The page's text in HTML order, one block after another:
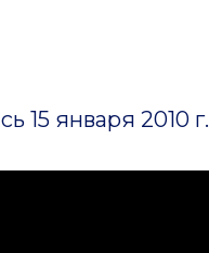
15 января 2010 г.